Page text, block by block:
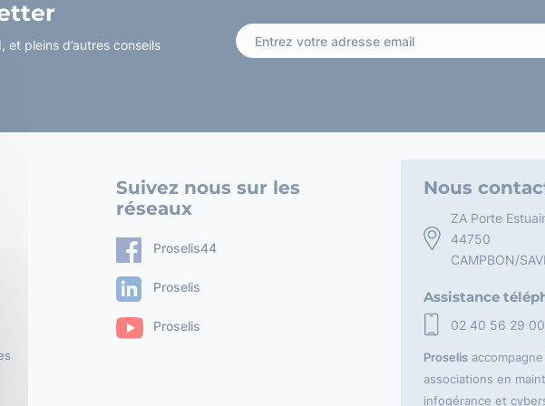
pleins d’autres conseils
Suivez nous sur les
réseaux
Proselis44
Proselis
Proselis
Nous
ZA Porte
44750
CAMPBON/
Assistance
02 40 56 29 00
Proselis
associations en
infogérance et